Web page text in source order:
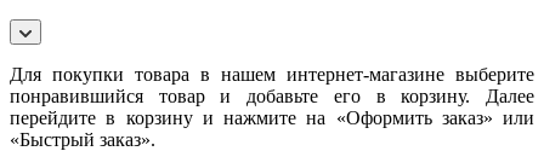
Для покупки товара в нашем интернет-магазине выберите
понравившийся товар и добавьте его в корзину. Далее
перейдите в корзину и нажмите на «Оформить заказ» или
«Быстрый заказ».